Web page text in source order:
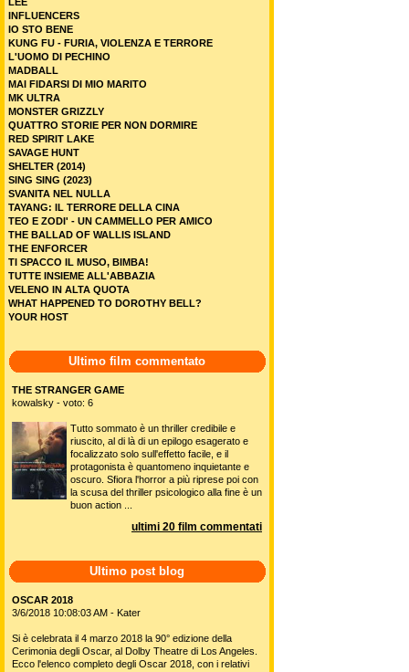
INFLUENCERS
IO STO BENE
KUNG FU - FURIA, VIOLENZA E TERRORE
L'UOMO DI PECHINO
MADBALL
MAI FIDARSI DI MIO MARITO
MK ULTRA
MONSTER GRIZZLY
QUATTRO STORIE PER NON DORMIRE
RED SPIRIT LAKE
SAVAGE HUNT
SHELTER (2014)
SING SING (2023)
SVANITA NEL NULLA
TAYANG: IL TERRORE DELLA CINA
TEO E ZODI' - UN CAMMELLO PER AMICO
THE BALLAD OF WALLIS ISLAND
THE ENFORCER
TI SPACCO IL MUSO, BIMBA!
TUTTE INSIEME ALL'ABBAZIA
VELENO IN ALTA QUOTA
WHAT HAPPENED TO DOROTHY BELL?
YOUR HOST
Ultimo film commentato
THE STRANGER GAME
kowalsky - voto: 6
Tutto sommato è un thriller credibile e
riuscito, al di là di un epilogo esagerato e
focalizzato solo sull'effetto facile, e il
protagonista è quantomeno inquietante e
oscuro. Sfiora l'horror a più riprese poi con
la scusa del thriller psicologico alla fine è un
buon action ...
ultimi 20 film commentati
Ultimo post blog
OSCAR 2018
3/6/2018 10:08:03 AM - Kater
Si è celebrata il 4 marzo 2018 la 90° edizione della
Cerimonia degli Oscar, al Dolby Theatre di Los Angeles.
Ecco l'elenco completo degli Oscar 2018, con i relativi